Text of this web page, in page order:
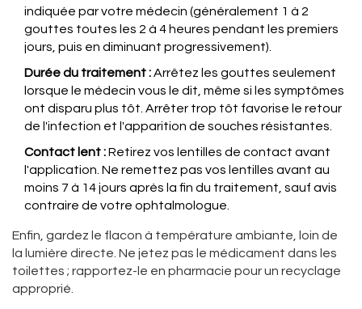
indiquée par votre médecin (généralement 1 à 2
gouttes toutes les 2 à 4 heures pendant les premiers
jours, puis en diminuant progressivement).
Durée du traitement :Arrêtez les gouttes seulement
lorsque le médecin vous le dit, même si les symptômes
ont disparu plus tôt. Arrêter trop tôt favorise le retour
de l'infection et l'apparition de souches résistantes.
Contact lent :Retirez vos lentilles de contact avant
l'application. Ne remettez pas vos lentilles avant au
moins 7 à 14 jours après la fin du traitement, sauf avis
contraire de votre ophtalmologue.
Enfin, gardez le flacon à température ambiante, loin de
la lumière directe. Ne jetez pas le médicament dans les
toilettes ; rapportez-le en pharmacie pour un recyclage
approprié.